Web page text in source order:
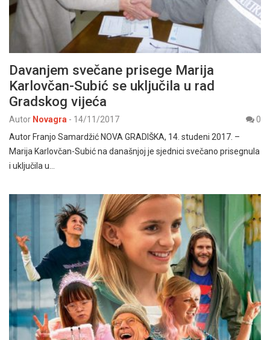
Davanjem svečane prisege Marija
Karlovčan-Subić se uključila u rad
Gradskog vijeća
Autor Novagra - 14/11/2017
0
Autor Franjo Samardžić NOVA GRADIŠKA, 14. studeni 2017. –
Marija Karlovčan-Subić na današnjoj je sjednici svečano prisegnula
i uključila u…